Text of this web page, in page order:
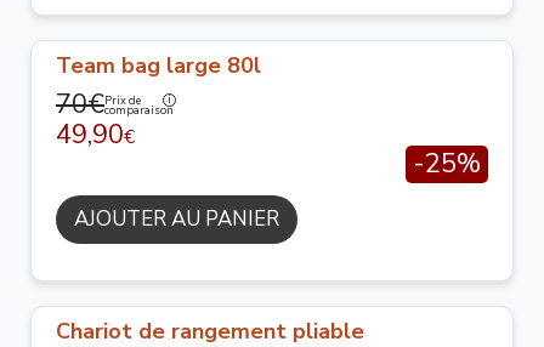
Team bag large 80l
70€Prix de
comparaison
49,90€
-25%
AJOUTER AU PANIER
Chariot de rangement pliable